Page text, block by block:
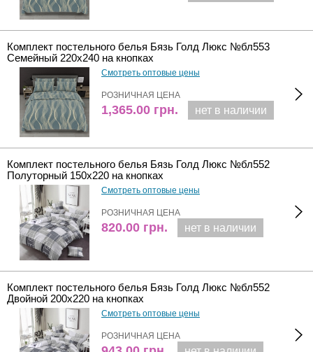
Комплект постельного белья Бязь Голд Люкс №бл553
Семейный 220х240 на кнопках
Смотреть оптовые цены
РОЗНИЧНАЯ ЦЕНА
1,365.00 грн. нет в наличии
Комплект постельного белья Бязь Голд Люкс №бл552
Полуторный 150х220 на кнопках
Смотреть оптовые цены
РОЗНИЧНАЯ ЦЕНА
820.00 грн. нет в наличии
Комплект постельного белья Бязь Голд Люкс №бл552
Двойной 200х220 на кнопках
Смотреть оптовые цены
РОЗНИЧНАЯ ЦЕНА